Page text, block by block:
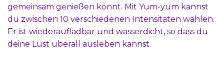
gemeinsam genießen könnt. Mit Yum-yum kannst
du zwischen 10 verschiedenen Intensitäten wählen.
Er ist wiederaufladbar und wasserdicht, so dass du
deine Lust überall ausleben kannst.